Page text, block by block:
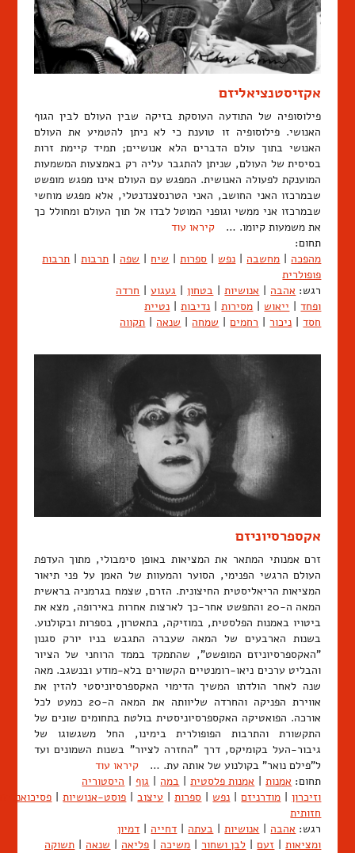
אקזיסטנציאליזם
פילוסופיה של התודעה העוסקת בזיקה שבין העולם לבין הגוף
האנושי. פילוסופיה זו טוענת כי לא ניתן להטמיע את העולם
האנושי בתוך עולם הדברים הלא אנושיים; תמיד קיימת זרות
בסיסית של העולם, שניתן להתגבר עליה רק באמצעות המשמעות
המוענקת לפעולה האנושית. המפגש עם העולם אינו מפגש מופשט
שבמרכזו האני החושב, האני הטרנסצנדנטלי, אלא מפגש מוחשי
שבמרכזו אני ממשי וגופני המוטל לבדו אל תוך העולם ומחולל כך
את משמעות קיומו. … קיראו עוד
תחום:
מהפכה
מחשבה נפש ספרות שיח שפה תרבות
תרבות
פופולרית
רגש: אהבה אנושיות בטחון געגוע
חרדה
ופחד
ייאוש מסירות נדיבות
נטיית
חסד
ניכור רחמים שמחה שנאה תקווה
אקספרסיוניזם
זרם אמנותי המתאר את המציאות באופן סימבולי, מתוך העדפת
העולם הרגשי הפנימי, הסוער והמעוות של האמן על פני תיאור
המציאות הריאליסטית החיצונית. הזרם, שצמח בגרמניה בראשית
המאה ה-20 והתפשט אחר-כך לארצות אחרות באירופה, מצא את
ביטויו באמנות הפלסטית, במוזיקה, בתאטרון, בספרות ובקולנוע.
בשנות הארבעים של המאה שעברה התגבש בניו יורק סגנון
"האקספרסיוניזם המופשט", שהתמקד בממד הרוחני של הציור
והבליט ערכים ניאו-רומנטיים הקשורים בלא-מודע ובנשגב. מאה
שנה לאחר הולדתו המשיך הדימוי האקספרסיוניסטי להזין את
אווירת הפניקה והחרדה שליוותה את המאה ה-20 כמעט לכל
אורכה. הפואטיקה האקספרסיוניסטית בולטת בתחומים שונים של
התקשורת והתרבות הפופולרית בימינו, החל משגשוגו של
גיבור-העל בקומיקס, דרך "החזרה לציור" בשנות השמונים ועד
ל"פילם נואר" בקולנוע של אותה עת. … קיראו עוד
תחום: אמנות | אמנות פלסטית | במה | גוף | היסטוריה
וזיכרון | מודרניזם | נפש | ספרות | עיצוב | פוסט-אנושיות |
חזותית
רגש: אהבה | אנושיות | בעתה | דחייה | דמיון
ומציאות | זעם | לבן ושחור | משיכה | פליאה | שנאה | תשוקה